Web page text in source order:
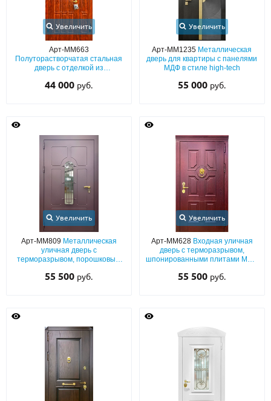
Увеличить
Арт-ММ663
Полуторастворчатая стальная
дверь с отделкой из
каждой стороны
44 000 руб.
Увеличить
Арт-ММ1235 Металлическая
дверь для квартиры с панелями
МДФ в стиле high-tech
55 000 руб.
Увеличить
Арт-ММ809 Металлическая
уличная дверь с
терморазрывом, порошковым
выдавленным рисунком,
55 500 руб.
Увеличить
Арт-ММ628 Входная уличная
дверь с терморазрывом,
шпонированными плитами МДФ
раскладом и кнокером «под
55 500 руб.